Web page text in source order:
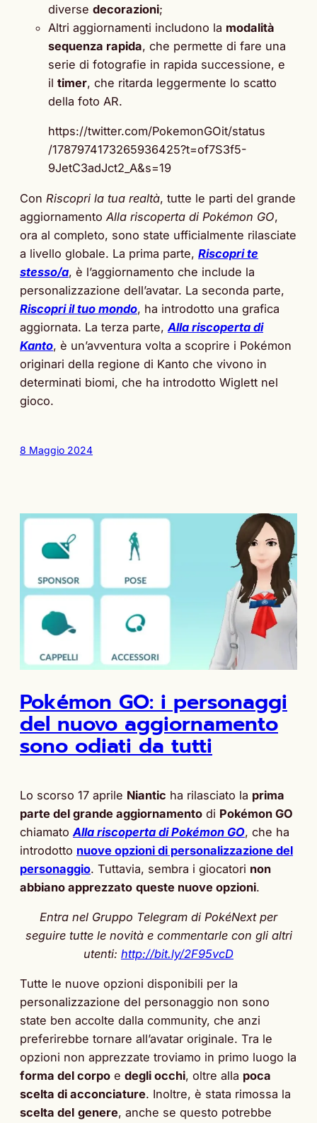
diverse decorazioni;
Altri aggiornamenti includono la modalità
sequenza rapida, che permette di fare una
serie di fotografie in rapida successione, e
il timer, che ritarda leggermente lo scatto
della foto AR.
https://twitter.com/PokemonGOit/status
/1787974173265936425?t=of7S3f5-
9JetC3adJct2_A&s=19
Con Riscopri la tua realtà, tutte le parti del grande
aggiornamento Alla riscoperta di Pokémon GO,
ora al completo, sono state ufficialmente rilasciate
a livello globale. La prima parte, Riscopri te
stesso/a, è l’aggiornamento che include la
personalizzazione dell’avatar. La seconda parte,
Riscopri il tuo mondo, ha introdotto una grafica
aggiornata. La terza parte, Alla riscoperta di
Kanto, è un’avventura volta a scoprire i Pokémon
originari della regione di Kanto che vivono in
determinati biomi, che ha introdotto Wiglett nel
gioco.
8 Maggio 2024
Pokémon GO: i personaggi
del nuovo aggiornamento
sono odiati da tutti
Lo scorso 17 aprile Niantic ha rilasciato la prima
parte del grande aggiornamento di Pokémon GO
chiamato Alla riscoperta di Pokémon GO, che ha
introdotto nuove opzioni di personalizzazione del
personaggio. Tuttavia, sembra i giocatori non
abbiano apprezzato queste nuove opzioni.
Entra nel Gruppo Telegram di PokéNext per
seguire tutte le novità e commentarle con gli altri
utenti: http://bit.ly/2F95vcD
Tutte le nuove opzioni disponibili per la
personalizzazione del personaggio non sono
state ben accolte dalla community, che anzi
preferirebbe tornare all’avatar originale. Tra le
opzioni non apprezzate troviamo in primo luogo la
forma del corpo e degli occhi, oltre alla poca
scelta di acconciature. Inoltre, è stata rimossa la
scelta del genere, anche se questo potrebbe